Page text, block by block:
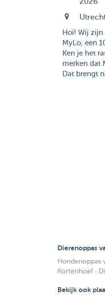
Hoi! Wij zijn
MyLo, een
Ken je het
merken dat
Dat brengt
Dierenoppas
Hondenoppas
Kortenhoef ·
Bekijk ook